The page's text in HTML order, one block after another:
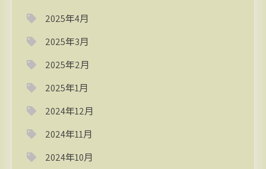
2025年4月
2025年3月
2025年2月
2025年1月
2024年12月
2024年11月
2024年10月